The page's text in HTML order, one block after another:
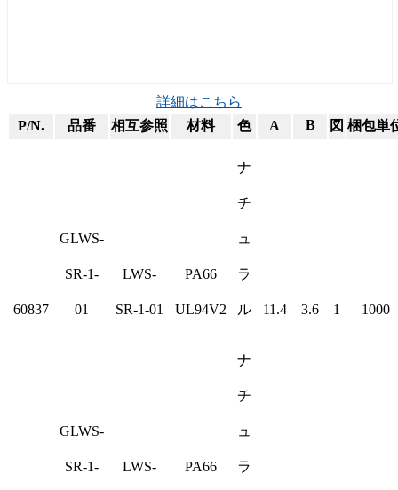
詳細はこちら
P/N.
品番 相互参照 材料 色 A B 図 梱包単
60837
GLWS-
SR-1-
01
LWS-
SR-1-01
PA66
UL94V2
ナ
チ
ュ
ラ
ル 11.4 3.6 1 1000
GLWS-
SR-1- LWS- PA66
ナ
チ
ュ
ラ